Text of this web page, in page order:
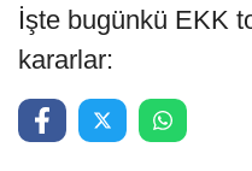
İşte bugünkü EKK
kararlar: